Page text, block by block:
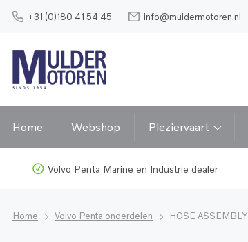
+31 (0)180 41 54 45 info@muldermotoren.nl
Home Webshop Pleziervaart
Volvo Penta Marine en Industrie dealer
Home Volvo Penta onderdelen HOSE ASSEMBLY